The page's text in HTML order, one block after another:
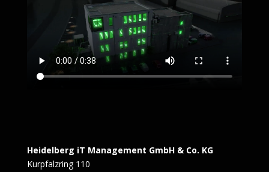
Heidelberg iT Management GmbH & Co. KG
Kurpfalzring 110